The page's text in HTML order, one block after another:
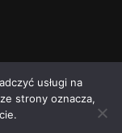
PLIKI COOKIES |
usługi na
strony oznacza,